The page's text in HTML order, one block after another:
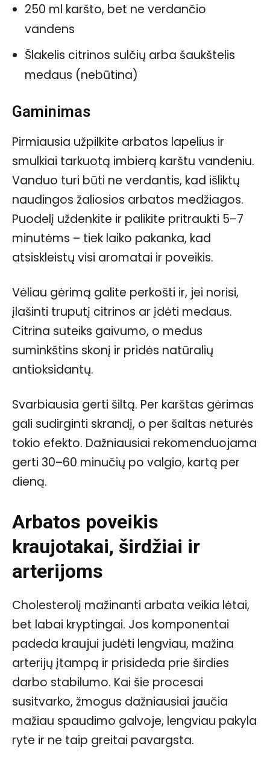
250 ml karšto, bet ne verdančio
vandens
Šlakelis citrinos sulčių arba šaukštelis
medaus (nebūtina)
Gaminimas
Pirmiausia užpilkite arbatos lapelius ir
smulkiai tarkuotą imbierą karštu vandeniu.
Vanduo turi būti ne verdantis, kad išliktų
naudingos žaliosios arbatos medžiagos.
Puodelį uždenkite ir palikite pritraukti 5–7
minutėms – tiek laiko pakanka, kad
atsiskleistų visi aromatai ir poveikis.
Vėliau gėrimą galite perkošti ir, jei norisi,
įlašinti truputį citrinos ar įdėti medaus.
Citrina suteiks gaivumo, o medus
suminkštins skonį ir pridės natūralių
antioksidantų.
Svarbiausia gerti šiltą. Per karštas gėrimas
gali sudirginti skrandį, o per šaltas neturės
tokio efekto. Dažniausiai rekomenduojama
gerti 30–60 minučių po valgio, kartą per
dieną.
Arbatos poveikis
kraujotakai, širdžiai ir
arterijoms
Cholesterolį mažinanti arbata veikia lėtai,
bet labai kryptingai. Jos komponentai
padeda kraujui judėti lengviau, mažina
arterijų įtampą ir prisideda prie širdies
darbo stabilumo. Kai šie procesai
susitvarko, žmogus dažniausiai jaučia
mažiau spaudimo galvoje, lengviau pakyla
ryte ir ne taip greitai pavargsta.